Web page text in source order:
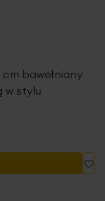
bawełniany
w stylu